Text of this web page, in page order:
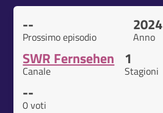
--
Prossimo episodio
2024
Anno
SWR Fernsehen
Canale
1
Stagioni
--
0 voti